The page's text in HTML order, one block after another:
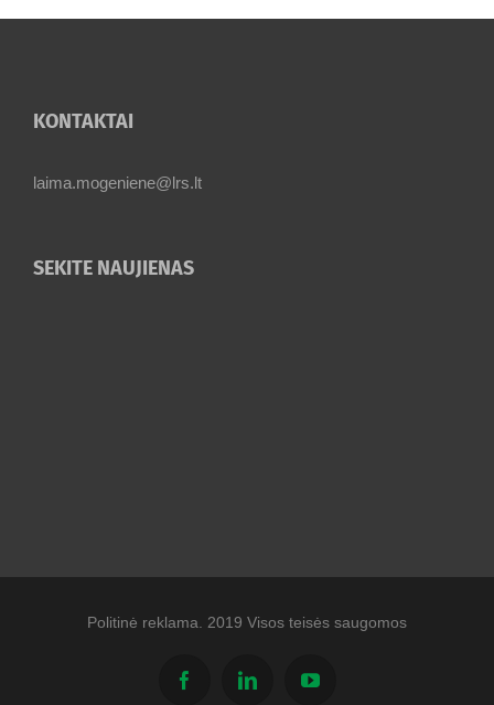
KONTAKTAI
laima.mogeniene@lrs.lt
SEKITE NAUJIENAS
Politinė reklama. 2019 Visos teisės saugomos
FacebookLinkedinYouTube